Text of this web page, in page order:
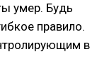
умер. Будь
правило.
в